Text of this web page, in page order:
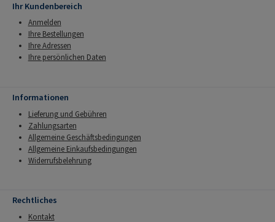
Ihr Kundenbereich
Anmelden
Ihre Bestellungen
Ihre Adressen
Ihre persönlichen Daten
Informationen
Lieferung und Gebühren
Zahlungsarten
Allgemeine Geschäftsbedingungen
Allgemeine Einkaufsbedingungen
Widerrufsbelehrung
Rechtliches
Kontakt